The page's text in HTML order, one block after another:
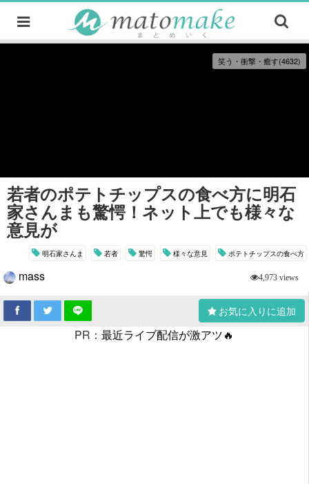
笑う・衝撃・癒す(4632)
若者のポテトチップスの食べ方に明石
家さんまも驚愕！ネット上でも様々な
意見が
明石家さんま 若者 驚愕 様々な意見 ポテトチップスの食べ方
mass 4,973 views
お気に入りに追加
PR： 最近ライブ配信が激アツ🔥